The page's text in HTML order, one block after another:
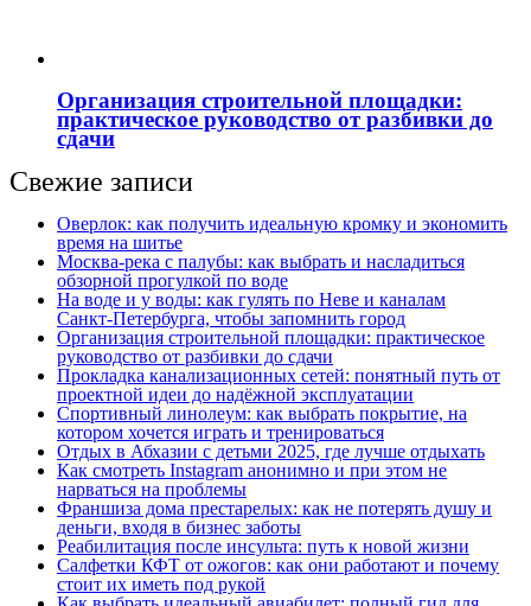
Организация строительной площадки:
практическое руководство от разбивки до
сдачи
Свежие записи
Оверлок: как получить идеальную кромку и экономить
время на шитье
Москва‑река с палубы: как выбрать и насладиться
обзорной прогулкой по воде
На воде и у воды: как гулять по Неве и каналам
Санкт‑Петербурга, чтобы запомнить город
Организация строительной площадки: практическое
руководство от разбивки до сдачи
Прокладка канализационных сетей: понятный путь от
проектной идеи до надёжной эксплуатации
Спортивный линолеум: как выбрать покрытие, на
котором хочется играть и тренироваться
Отдых в Абхазии с детьми 2025, где лучше отдыхать
Как смотреть Instagram анонимно и при этом не
нарваться на проблемы
Франшиза дома престарелых: как не потерять душу и
деньги, входя в бизнес заботы
Реабилитация после инсульта: путь к новой жизни
Салфетки КФТ от ожогов: как они работают и почему
стоит их иметь под рукой